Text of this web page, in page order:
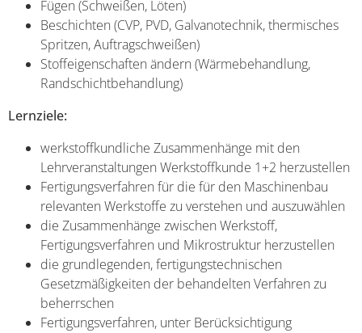
Fügen (Schweißen, Löten)
Beschichten (CVP, PVD, Galvanotechnik, thermisches
Spritzen, Auftragschweißen)
Stoffeigenschaften ändern (Wärmebehandlung,
Randschichtbehandlung)
Lernziele:
werkstoffkundliche Zusammenhänge mit den
Lehrveranstaltungen Werkstoffkunde 1+2 herzustellen
Fertigungsverfahren für die für den Maschinenbau
relevanten Werkstoffe zu verstehen und auszuwählen
die Zusammenhänge zwischen Werkstoff,
Fertigungsverfahren und Mikrostruktur herzustellen
die grundlegenden, fertigungstechnischen
Gesetzmäßigkeiten der behandelten Verfahren zu
beherrschen
Fertigungsverfahren, unter Berücksichtigung